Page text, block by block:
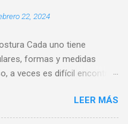
22, 2024
Cada uno tiene
formas y medidas
a veces es difícil encontrar
nos haga sentir cómodos
LEER MÁS